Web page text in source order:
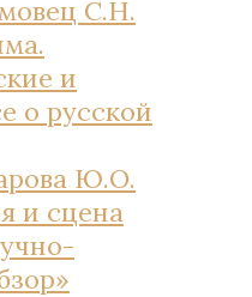
С.Н.
и
о русской
Ю.О.
и сцена